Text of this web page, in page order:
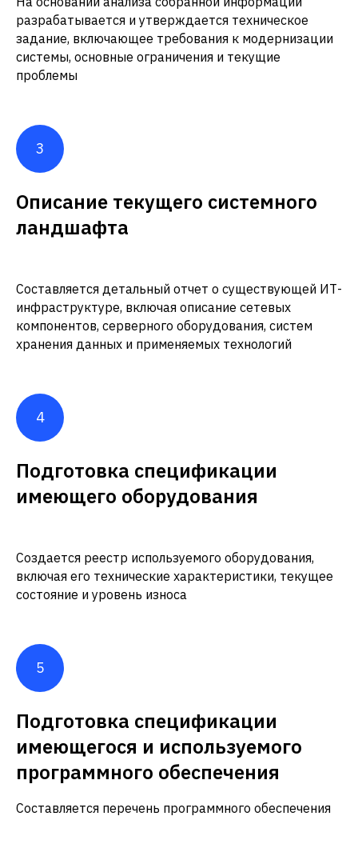
разрабатывается и утверждается техническое
задание, включающее требования к модернизации
системы, основные ограничения и текущие
проблемы
Описание текущего системного
ландшафта
Составляется детальный отчет о существующей ИТ-
инфраструктуре, включая описание сетевых
компонентов, серверного оборудования, систем
хранения данных и применяемых технологий
Подготовка спецификации
имеющего оборудования
Создается реестр используемого оборудования,
включая его технические характеристики, текущее
состояние и уровень износа
Подготовка спецификации
имеющегося и используемого
программного обеспечения
Составляется перечень программного обеспечения